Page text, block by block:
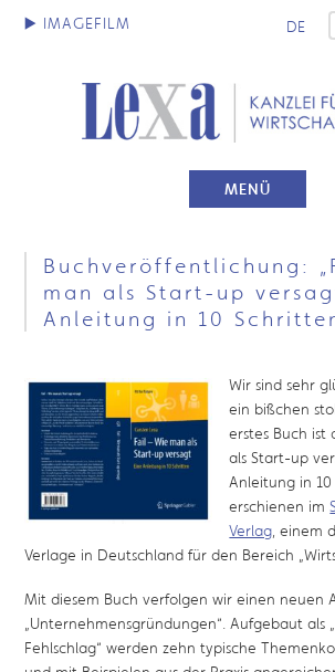
DE
MENÜ
Buchveröffentlichung:
man als Start-up
Anleitung in 10
Wir sind sehr
ein bißchen
erstes Buch ist
als Start-up
Anleitung in
erschienen im
Verlag, einem
Verlage in Deutschland für den Bereich
Mit diesem Buch verfolgen wir einen neuen
„Unternehmensgründungen“. Aufgebaut als
Fehlschlag“ werden zehn typische